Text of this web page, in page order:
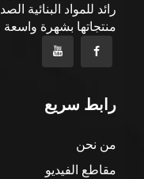
رائد للمواد البنائية
منتجاتها بشهرة واسعة
رابط سريع
من نحن
مقاطع الفيديو